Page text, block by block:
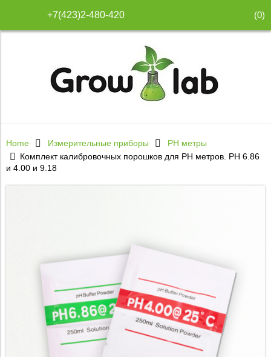
+7(423)2-480-420 (0)
Home Измерительные приборы
PH метры
Комплект калибровочных порошков для PH метров. PH 6.86
и 4.00 и 9.18